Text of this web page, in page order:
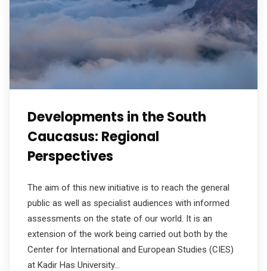
Developments in the South
Caucasus: Regional
Perspectives
The aim of this new initiative is to reach the general
public as well as specialist audiences with informed
assessments on the state of our world. It is an
extension of the work being carried out both by the
Center for International and European Studies (CIES)
at Kadir Has University…